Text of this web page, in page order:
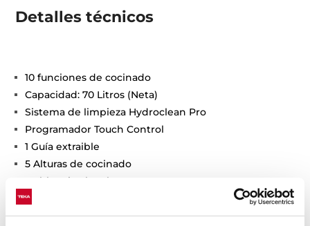
Detalles técnicos
10 funciones de cocinado
Capacidad: 70 Litros (Neta)
Sistema de limpieza Hydroclean Pro
Programador Touch Control
1 Guía extraible
5 Alturas de cocinado
Doble cristal en la puerta
Maxi Grill abatible
Ventilacipón tangencial (autoventilado)